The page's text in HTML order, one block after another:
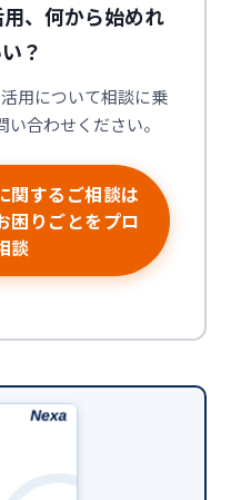
、何から始めれ
？
用について相談に乗
合わせください。
関するご相談は
困りごとをプロ
談